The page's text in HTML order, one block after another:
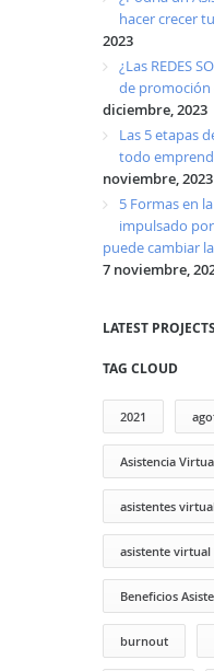
hacer crecer
2023
¿Las REDES
de promoción
diciembre, 2023
Las 5 etapas
todo
noviembre, 2023
5 Formas en
impulsado
puede cambiar
7 noviembre,
LATEST PROJECTS
TAG CLOUD
2021
Asistencia
asistentes
asistente virtual
Beneficios
burnout